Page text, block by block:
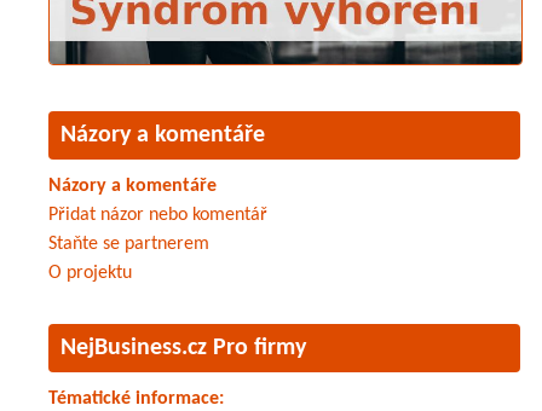
Názory a komentáře
Názory a komentáře
Přidat názor nebo komentář
Staňte se partnerem
O projektu
NejBusiness.cz Pro firmy
Tématické informace: